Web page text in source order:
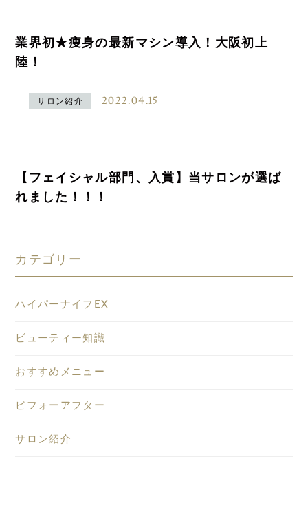
業界初★痩身の最新マシン導入！大阪初上
陸！
サロン紹介 2022.04.15
【フェイシャル部門、入賞】当サロンが選ば
れました！！！
カテゴリー
ハイパーナイフEX
ビューティー知識
おすすめメニュー
ビフォーアフター
サロン紹介